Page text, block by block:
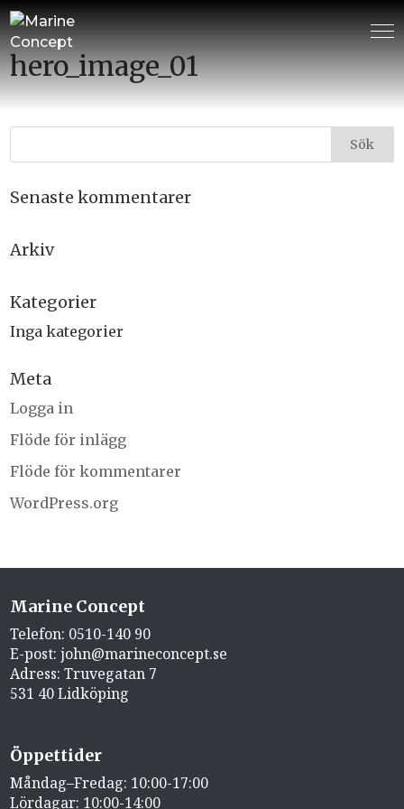
hero_image_01
Senaste kommentarer
Arkiv
Kategorier
Inga kategorier
Meta
Logga in
Flöde för inlägg
Flöde för kommentarer
WordPress.org
Marine Concept
Telefon: 0510-140 90
E-post:john@marineconcept.se
Adress: Truvegatan 7
531 40 Lidköping
Öppettider
Måndag–Fredag: 10:00-17:00
Lördagar: 10:00-14:00